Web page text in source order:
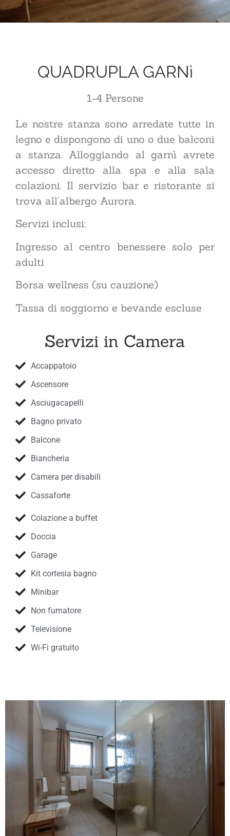
QUADRUPLA GARNì
1-4 Persone
Le nostre stanza sono arredate tutte in
legno e dispongono di uno o due balconi
a stanza. Alloggiando al garnì avrete
accesso diretto alla spa e alla sala
colazioni. Il servizio bar e ristorante si
trova all’albergo Aurora.
Servizi inclusi:
Ingresso al centro benessere solo per
adulti
Borsa wellness (su cauzione)
Tassa di soggiorno e bevande escluse
Servizi in Camera
Accappatoio
Ascensore
Asciugacapelli
Bagno privato
Balcone
Biancheria
Camera per disabili
Cassaforte
Colazione a buffet
Doccia
Garage
Kit cortesia bagno
Minibar
Non fumatore
Televisione
Wi-Fi gratuito